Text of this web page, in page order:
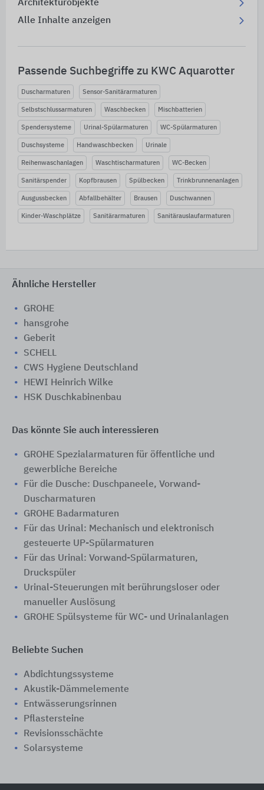
Architekturobjekte
Alle Inhalte anzeigen
Passende Suchbegriffe zu KWC Aquarotter
Duscharmaturen Sensor-Sanitärarmaturen
Selbstschlussarmaturen Waschbecken Mischbatterien
Spendersysteme Urinal-Spülarmaturen WC-Spülarmaturen
Duschsysteme Handwaschbecken Urinale
Reihenwaschanlagen Waschtischarmaturen WC-Becken
Sanitärspender Kopfbrausen Spülbecken Trinkbrunnenanlagen
Ausgussbecken Abfallbehälter Brausen Duschwannen
Kinder-Waschplätze Sanitärarmaturen Sanitärauslaufarmaturen
Ähnliche Hersteller
GROHE
hansgrohe
Geberit
SCHELL
CWS Hygiene Deutschland
HEWI Heinrich Wilke
HSK Duschkabinenbau
Das könnte Sie auch interessieren
GROHE Spezialarmaturen für öffentliche und
gewerbliche Bereiche
Für die Dusche: Duschpaneele, Vorwand-
Duscharmaturen
GROHE Badarmaturen
Für das Urinal: Mechanisch und elektronisch
gesteuerte UP-Spülarmaturen
Für das Urinal: Vorwand-Spülarmaturen,
Druckspüler
Urinal-Steuerungen mit berührungsloser oder
manueller Auslösung
GROHE Spülsysteme für WC- und Urinalanlagen
Beliebte Suchen
Abdichtungssysteme
Akustik-Dämmelemente
Entwässerungsrinnen
Pflastersteine
Revisionsschächte
Solarsysteme